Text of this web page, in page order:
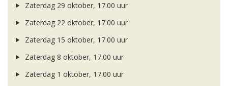
Zaterdag 29 oktober, 17.00 uur
Zaterdag 22 oktober, 17.00 uur
Zaterdag 15 oktober, 17.00 uur
Zaterdag 8 oktober, 17.00 uur
Zaterdag 1 oktober, 17.00 uur